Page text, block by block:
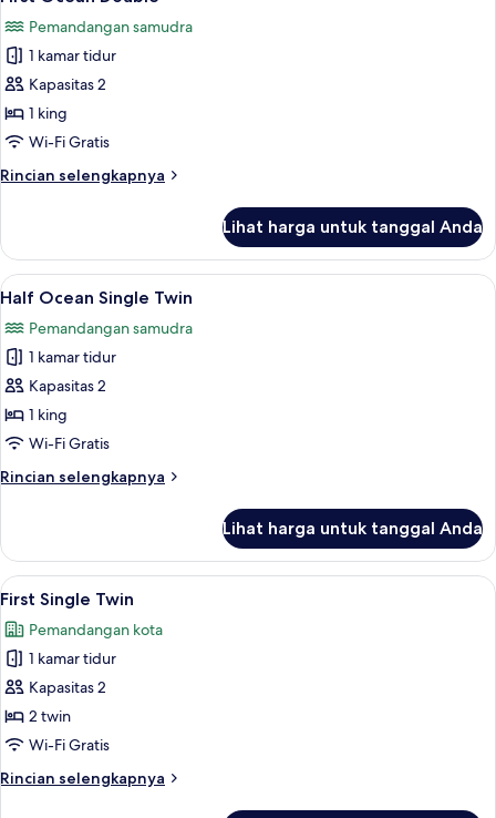
semua
foto
untuk
First
Ocean
Double
Pemandangan samudra
1 kamar tidur
Kapasitas 2
1 king
Wi-Fi Gratis
Rincian selengkapnya
Rincian
First
Ocean
Double
Lihat harga untuk tanggal Anda
Lihat
semua
foto
untuk
Half
Ocean
Single
Half Ocean Single Twin | Meja kerja,
7
Half Ocean Single Twin
Pemandangan samudra
1 kamar tidur
Kapasitas 2
1 king
Wi-Fi Gratis
Rincian selengkapnya
Rincian
Half
Ocean
Single
Lihat harga untuk tanggal Anda
Lihat
semua
foto
untuk
First
Single
Twin
First Single Twin | Meja kerja, Wi-Fi
8
First Single Twin
Pemandangan kota
1 kamar tidur
Kapasitas 2
2 twin
Wi-Fi Gratis
Rincian selengkapnya
Rincian